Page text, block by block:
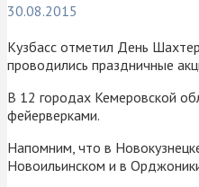
30.08.2015
Кузбасс отметил День
проводились праздничные
В 12 городах Кемеровской
фейерверками.
Напомним, что в
Новоильинском и в